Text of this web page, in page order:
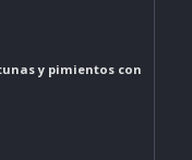
y pimientos con